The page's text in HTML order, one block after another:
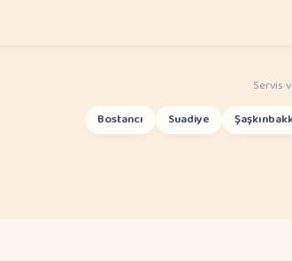
Servis
Bostancı
Suadiye